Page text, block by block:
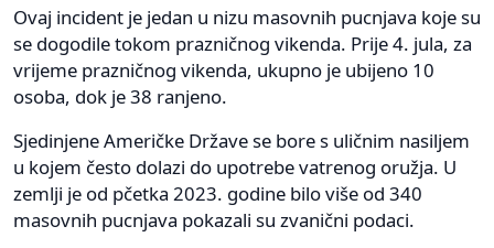
Ovaj incident je jedan u nizu masovnih pucnjava koje su
se dogodile tokom prazničnog vikenda. Prije 4. jula, za
vrijeme prazničnog vikenda, ukupno je ubijeno 10
osoba, dok je 38 ranjeno.
Sjedinjene Američke Države se bore s uličnim nasiljem
u kojem često dolazi do upotrebe vatrenog oružja. U
zemlji je od pčetka 2023. godine bilo više od 340
masovnih pucnjava pokazali su zvanični podaci.